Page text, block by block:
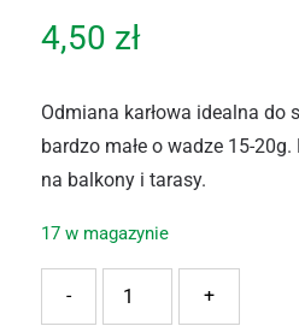
4,50 zł
Odmiana karłowa idealna do
bardzo małe o wadze 15-
na balkony i tarasy.
17 w magazynie
+
-